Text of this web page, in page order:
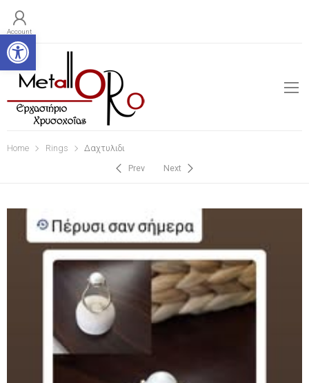
Account
Home Rings
Δαχτυλιδι
Prev
Next
Open toolbar